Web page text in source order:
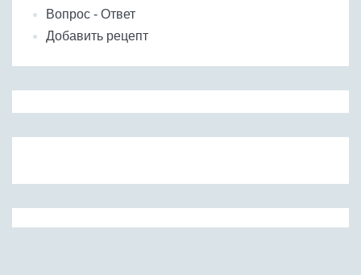
Вопрос - Ответ
Добавить рецепт